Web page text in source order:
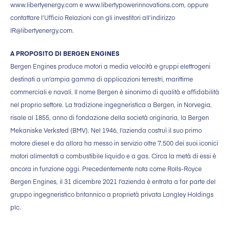
www.libertyenergy.com e www.libertypowerinnovations.com, oppure
contattare l’Ufficio Relazioni con gli investitori all’indirizzo
IR@libertyenergy.com.
A PROPOSITO DI BERGEN ENGINES
Bergen Engines produce motori a media velocità e gruppi elettrogeni
destinati a un’ampia gamma di applicazioni terrestri, marittime
commerciali e navali. Il nome Bergen è sinonimo di qualità e affidabilità
nel proprio settore. La tradizione ingegneristica a Bergen, in Norvegia,
risale al 1855, anno di fondazione della società originaria, la Bergen
Mekaniske Verksted (BMV). Nel 1946, l’azienda costruì il suo primo
motore diesel e da allora ha messo in servizio oltre 7.500 dei suoi iconici
motori alimentati a combustibile liquido e a gas. Circa la metà di essi è
ancora in funzione oggi. Precedentemente nota come Rolls-Royce
Bergen Engines, il 31 dicembre 2021 l’azienda è entrata a far parte del
gruppo ingegneristico britannico a proprietà privata Langley Holdings
plc.